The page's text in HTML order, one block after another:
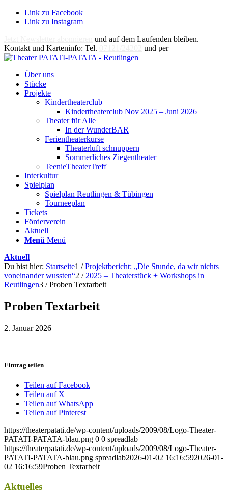
Link zu Facebook
Link zu Instagram
und auf dem Laufenden bleiben.
Kontakt und Karteninfo: Tel.
und per
Über uns
Stücke
Projekte
Kindertheaterclub
Kindertheaterclub Nov 2025 – Juni 2026
Theater für Alle
In der WunderBAR
Ferientheaterkurse
Theaterluft schnuppern
Sommerliches Ziegentheater
TeenieTheaterTreff
Interkultur
Spielplan
Spielplan Reutlingen & Tübingen
Tourneeplan
Tickets
Förderverein
Aktuell
Menü Menü
Aktuell
Du bist hier: Startseite1 / Projektbericht: „Die Stunde, da wir nichts
voneinander wussten“2 / 2025 – Theaterstück + Workshops in
Reutlingen3 / Proben Textarbeit
Proben Textarbeit
2. Januar 2026
Eintrag teilen
Teilen auf Facebook
Teilen auf X
Teilen auf WhatsApp
Teilen auf Pinterest
https://theaterpatati.de/wp-content/uploads/2009/08/Logo-Theater-
PATATI-PATATA-blau.png 0 0 spreadlab
https://theaterpatati.de/wp-content/uploads/2009/08/Logo-Theater-
PATATI-PATATA-blau.png spreadlab2026-01-02 16:16:592026-01-
02 16:16:59Proben Textarbeit
Aktuelles